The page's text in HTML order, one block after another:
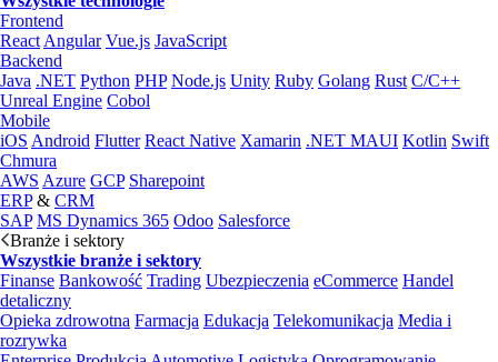
Frontend
React Angular Vue.js JavaScript
Backend
Java .NET Python PHP Node.js Unity Ruby Golang Rust C/C++
Unreal Engine Cobol
Mobile
iOS Android Flutter React Native Xamarin .NET MAUI Kotlin Swift
Chmura
AWS Azure GCP Sharepoint
ERP& CRM
SAP MS Dynamics 365 Odoo Salesforce
Branże i sektory
Wszystkie branże i sektory
Finanse Bankowość Trading Ubezpieczenia eCommerce Handel
detaliczny
Opieka zdrowotna Farmacja Edukacja Telekomunikacja Media i
rozrywka